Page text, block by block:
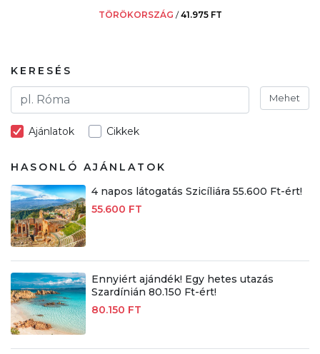
TÖRÖKORSZÁG /41.975 FT
KERESÉS
Mehet
Ajánlatok Cikkek
HASONLÓ AJÁNLATOK
4 napos látogatás Szicíliára 55.600 Ft-ért!
55.600 FT
Ennyiért ajándék! Egy hetes utazás
Szardínián 80.150 Ft-ért!
80.150 FT